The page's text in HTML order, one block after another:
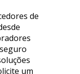
de
um